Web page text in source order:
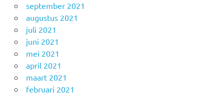
september 2021
augustus 2021
juli 2021
juni 2021
mei 2021
april 2021
maart 2021
februari 2021